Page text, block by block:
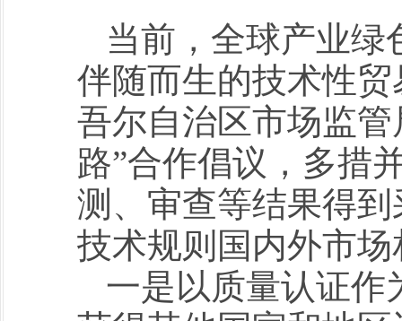
当前，全球产业绿
伴随而生的技术性
吾尔自治区市场监
路”合作倡议，多措
测、审查等结果得
技术规则国内外市
一是以质量认证作